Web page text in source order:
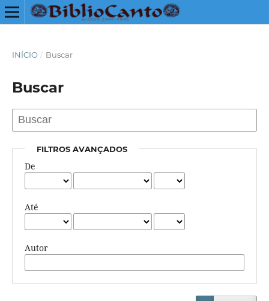
INÍCIO / Buscar
Buscar
FILTROS AVANÇADOS
De
Até
Autor